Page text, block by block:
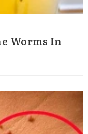
Worms In